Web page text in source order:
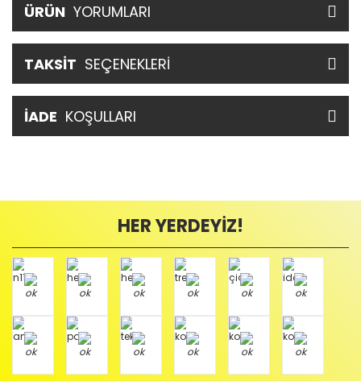
ÜRÜN YORUMLARI
TAKSİT SEÇENEKLERİ
İADE KOŞULLARI
HER YERDEYİZ!